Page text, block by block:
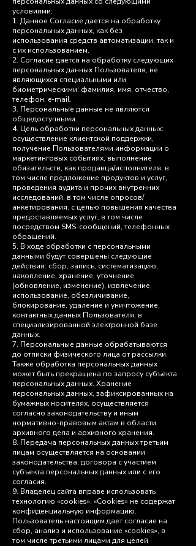
условиями:
1. Данное Согласие дается на обработку
персональных данных, как без
использования средств автоматизации, так и
с их использованием.
2. Согласие дается на обработку следующих
персональных данных Пользователя, не
являющихся специальными или
биометрическими: фамилия, имя, отчество,
телефон, e-mail.
3. Персональные данные не являются
общедоступными.
4. Цель обработки персональных данных:
осуществление клиентской поддержки,
получение Пользователями информации о
маркетинговых событиях, выполнение
обязательств, как продавца/исполнителя, в
том числе предложение продуктов и услуг,
проведения аудита и прочих внутренних
исследований, в том числе опросов/
анкетирования, с целью повышения качества
предоставляемых услуг, в том числе
посредством SMS-сообщений, телефонных
обращений.
5. В ходе обработки с персональными
данными будут совершены следующие
действия: сбор, запись, систематизацию,
накопление, хранение, уточнение
(обновление, изменение), извлечение,
использование, обезличивание,
блокирование, удаление и уничтожение,
контактных данных Пользователя, в
специализированной электронной базе
данных.
7. Персональные данные обрабатываются
до отписки физического лица от рассылки.
Также обработка персональных данных
может быть прекращена по запросу субъекта
персональных данных. Хранение
персональных данных, зафиксированных на
бумажных носителях, осуществляется
согласно законодательству и иным
нормативно-правовым актам в области
архивного дела и архивного хранения.
8. Передача персональных данных третьим
лицам осуществляется на основании
законодательства, договора с участием
субъекта персональных данных или с его
согласия.
9. Владелец сайта вправе использовать
технологию «cookies». «Сookies» не содержат
конфиденциальную информацию.
Пользователь настоящим дает согласие на
сбор, анализ и использование «cookies», в
том числе третьими лицами для целей